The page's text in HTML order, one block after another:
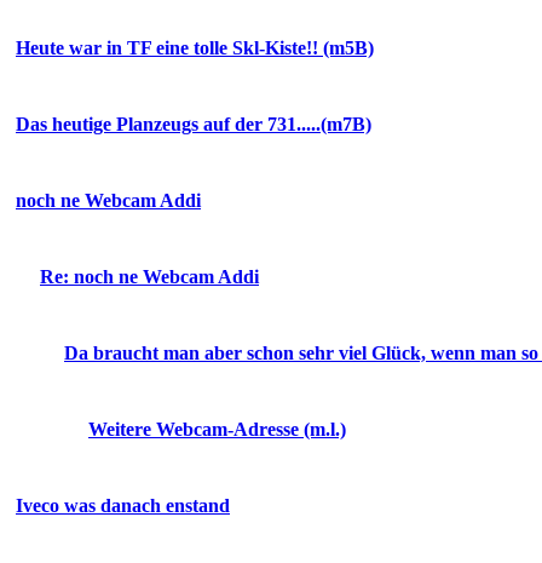
Heute war in TF eine tolle Skl-Kiste!! (m5B)
Das heutige Planzeugs auf der 731.....(m7B)
noch ne Webcam Addi
Re: noch ne Webcam Addi
Da braucht man aber schon sehr viel Glück, wenn man
Weitere Webcam-Adresse (m.l.)
Iveco was danach enstand